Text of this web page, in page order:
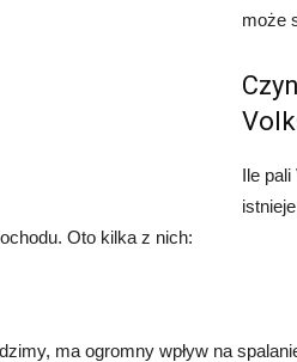
może
Ile
Oto kilka z nich:
ma ogromny wpływ na